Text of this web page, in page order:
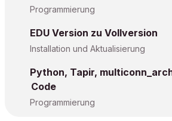
Programmierung
EDU Version zu Vollversion
Installation und Aktualisierung
Python, Tapir,
Code
Programmierung